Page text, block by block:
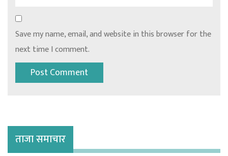
Save my name, email, and website in this browser for the
next time I comment.
ताजा समाचार